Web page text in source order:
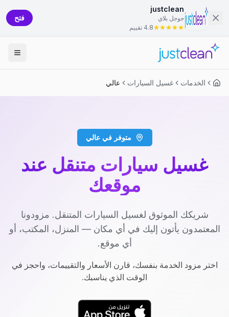
justclean
جوجل بلاي
4.8 تقييم
فتح
الخدمات غسيل السيارات عالي
متوفر في عالي
غسيل سيارات متنقل عند
موقعك
شريكك الموثوق لغسيل السيارات المتنقل. مزودونا
المعتمدون يأتون إليك في أي مكان — المنزل، المكتب، أو
أي موقع.
اختر مزود الخدمة بنفسك، قارن الأسعار والتقييمات، واحجز في
الوقت الذي يناسبك.